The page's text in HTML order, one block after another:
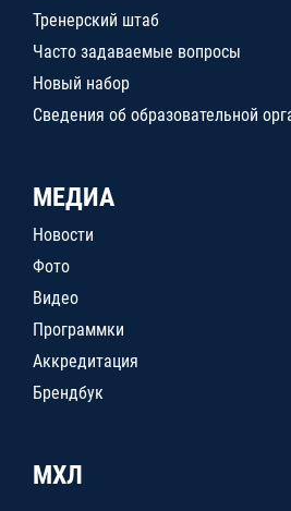
Тренерский штаб
Часто задаваемые вопросы
Новый набор
Сведения об образовательной
МЕДИА
Новости
Фото
Видео
Программки
Аккредитация
Брендбук
МХЛ